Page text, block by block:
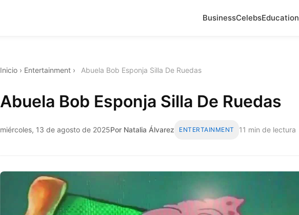
BusinessCelebsEducation
Inicio › Entertainment › Abuela Bob Esponja Silla De Ruedas
Abuela Bob Esponja Silla De Ruedas
miércoles, 13 de agosto de 2025Por Natalia Álvarez ENTERTAINMENT 11 min de lectura